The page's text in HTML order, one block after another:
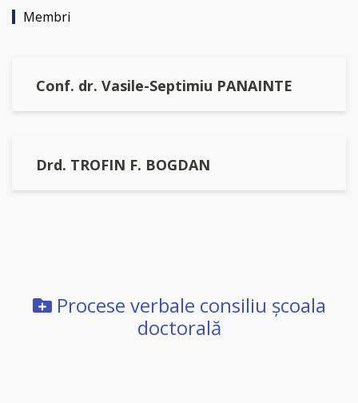
Membri
Conf. dr. Vasile-Septimiu PANAINTE
Drd. TROFIN F. BOGDAN
Procese verbale consiliu şcoala
doctorală